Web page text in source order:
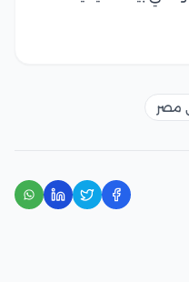
مصر